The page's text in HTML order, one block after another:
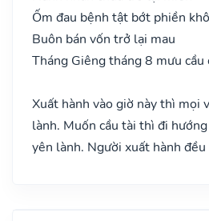
Ốm đau bệnh tật bớt phiền
Buôn bán vốn trở lại mau
Tháng Giêng tháng 8 mưu cầu
Xuất hành vào giờ này thì mọi
lành. Muốn cầu tài thì đi
yên lành. Người xuất hành